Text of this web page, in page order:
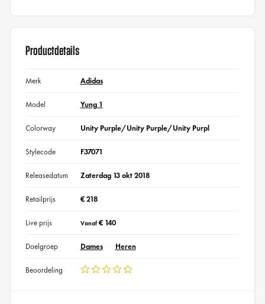
Productdetails
Merk Adidas
Model Yung 1
Colorway Unity Purple/Unity Purple/Unity Purpl
Stylecode F37071
Releasedatum Zaterdag 13 okt 2018
Retailprijs € 218
Live prijs Vanaf€ 140
Doelgroep Dames Heren
Beoordeling